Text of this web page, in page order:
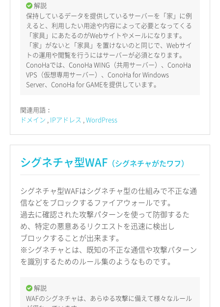
解説
保持しているデータを提供しているサーバーを「家」に例
えると、利用したい用途や内容によって必要となってくる
「家具」にあたるのがWebサイトやメールになります。
「家」がないと「家具」を置けないのと同じで、Webサイ
トの運用や閲覧を行うにはサーバーが必須となります。
ConoHaでは、ConoHa WING（共用サーバー）、ConoHa
VPS（仮想専用サーバー）、ConoHa for Windows
Server、ConoHa for GAMEを提供しています。
関連用語：
ドメイン IPアドレス WordPress
シグネチャ型WAF （シグネチャがたワフ）
シグネチャ型WAFはシグネチャ型の仕組みで不正な通
信などをブロックするファイアウォールです。
過去に確認された攻撃パターンを使って防御するた
め、特定の悪意あるリクエストを迅速に検出し
ブロックすることが出来ます。
※シグネチャとは、既知の不正な通信や攻撃パターン
を識別するためのルール集のようなものです。
解説
WAFのシグネチャは、あらゆる攻撃に備えて様々なルール